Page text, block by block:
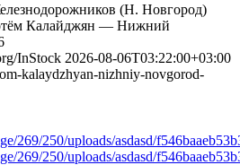
(Н. Новгород)
Калайджян — Нижний
InStock 2026-08-06T03:22:00+03:00
kalaydzhyan-nizhniy-novgorod-
269/250/uploads/asdasd/
269/250/uploads/asdasd/